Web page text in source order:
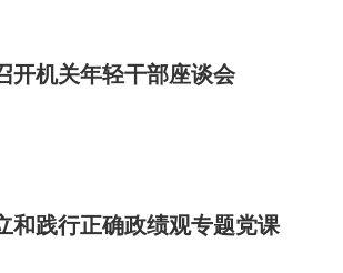
开机关年轻干部座谈会
和践行正确政绩观专题党课